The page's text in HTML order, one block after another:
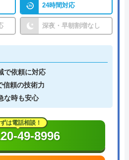
24時間対応
深夜・早朝割増なし
で依頼に対応
信頼の技術力
な時も安心
は電話相談！
49-8996